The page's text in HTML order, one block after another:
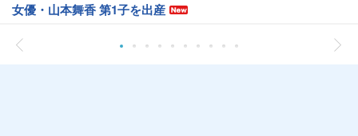
女優・山本舞香 第1子を出産